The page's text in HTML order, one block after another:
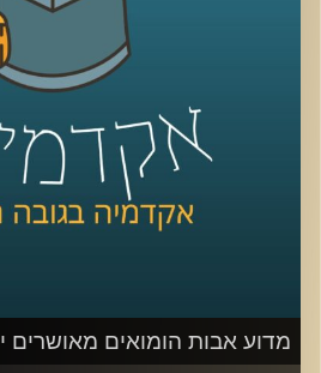
מהי הדרך היעילה לעשות
לשבור את החסכונות
קרדיט תמונות: AudioVersity
מדוע אבות הומואים מאושרים